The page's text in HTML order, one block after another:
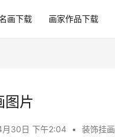
画下载 画家作品下载
图片
30日 下午2:04 • 装饰挂画